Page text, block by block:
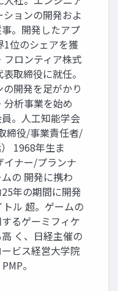
ションの開発およ
。開発したアプ
1位のシェアを獲
ロンティア株式
取締役に就任。
開発を足がかり
分析事業を始め
。人工知能学会
締役/事業責任者/
1968年生ま
イナー/プランナ
の 開発に携わ
年の期間に開発
ル 超。ゲームの
るゲーミフィケ
く、日経主催の
ビス経営大学院
。